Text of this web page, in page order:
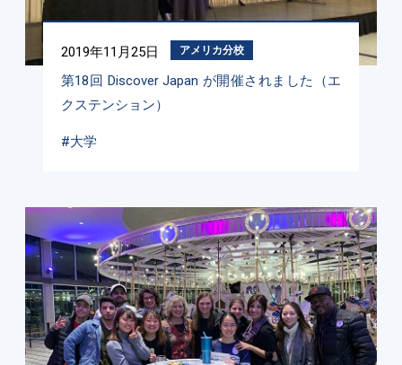
2019年11月25日 アメリカ分校
第18回 Discover Japan が開催されました（エ
クステンション）
#大学